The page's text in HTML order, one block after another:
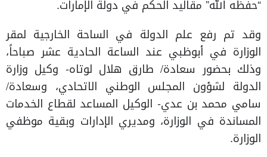
“حفظه الله” مقاليد الحكم في دولة الإمارات.
وقد تم رفع علم الدولة في الساحة الخارجية لمقر
الوزارة في أبوظبي عند الساعة الحادية عشر صباحاً،
وذلك بحضور سعادة/ طارق هلال لوتاه- وكيل وزارة
الدولة لشؤون المجلس الوطني الاتحادي، وسعادة/
سامي محمد بن عدي- الوكيل المساعد لقطاع الخدمات
المساندة في الوزارة، ومديري الإدارات وبقية موظفي
الوزارة.